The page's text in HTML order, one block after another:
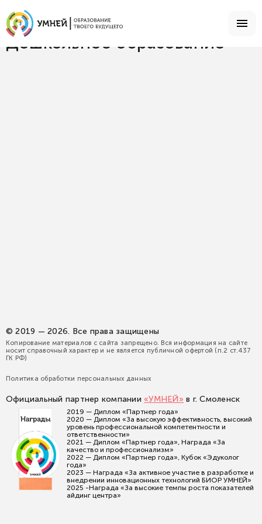
Специальности
Дошкольное образование
Дошкольное образование
© 2019 — 2026. Все права защищены
Копирование материалов с сайта запрещено. Вся информация на сайте
носит справочный характер и не является публичной офертой (п.2 ст.437
ГК РФ)
Политика обработки персональных данных
Официальный партнер компании «УМНЕЙ» в г. Смоленск
2019 — Диплом «Партнер года»
2020 — Диплом «За высокую эффективность, высокий
уровень профессиональной компетентности и
ответственности»
2021 — Диплом «Партнер года», Награда «За
качество и профессионализм»
2022 — Диплом «Партнер года», Кубок «Эдуколог
года»
2023 — Награда «За активное участие в разработке и
внедрении инновационных технологий БИОР УМНЕЙ»
2025 -Награда «За высокие темпы роста показателей
айдинг центра»